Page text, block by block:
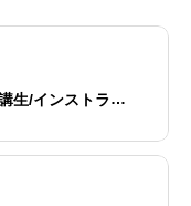
生/インストラク